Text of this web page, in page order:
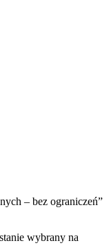
– bez ograniczeń”
wybrany na